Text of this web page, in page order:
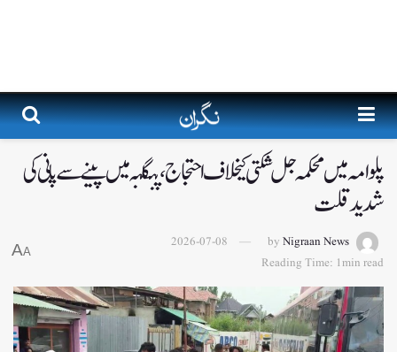
پلوامہ میں محکمہ جل شکتی کیخلاف احتجاج،پنگلنہ میں پینے سے پا نی کی
شدید قلت
by Nigraan News
2026-07-08
Reading Time: 1min read
A
A